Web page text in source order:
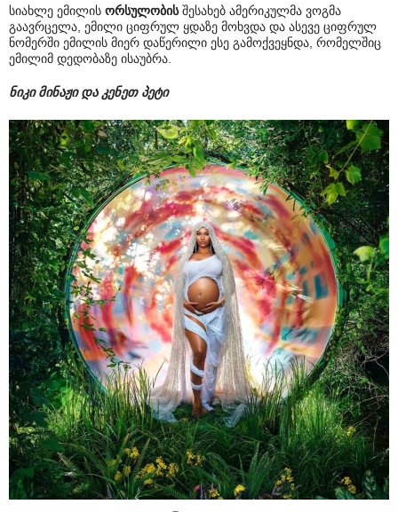
სიახლე ემილის ორსულობისშესახებ ამერიკულმა ვოგმა
გაავრცელა, ემილი ციფრულ ყდაზე მოხვდა და ასევე ციფრულ
ნომერში ემილის მიერ დაწერილი ესე გამოქვეყნდა, რომელშიც
ემილიმ დედობაზე ისაუბრა.
ნიკი მინაჟი და კენეთ პეტი